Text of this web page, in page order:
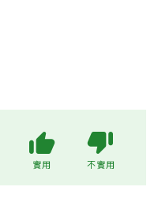
實用 不實用